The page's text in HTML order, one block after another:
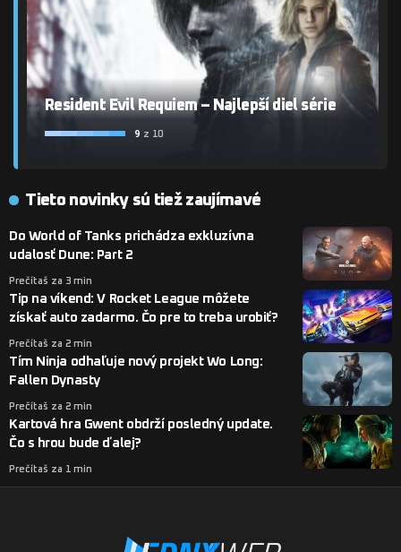
Resident Evil Requiem – Najlepší diel série
9 z 10
Tieto novinky sú tiež zaujímavé
Do World of Tanks prichádza exkluzívna
udalosť Dune: Part 2
Prečítaš za 3 min
Tip na víkend: V Rocket League môžete
získať auto zadarmo. Čo pre to treba urobiť?
Prečítaš za 2 min
Tím Ninja odhaľuje nový projekt Wo Long:
Fallen Dynasty
Prečítaš za 2 min
Kartová hra Gwent obdrží posledný update.
Čo s hrou bude ďalej?
Prečítaš za 1 min